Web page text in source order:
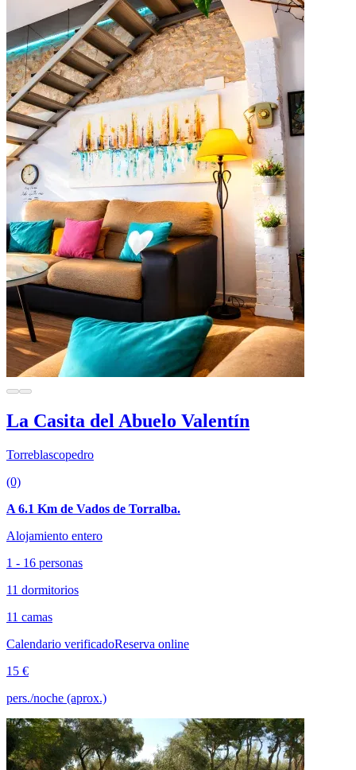
La Casita del Abuelo Valentín
Torreblascopedro
(0)
A 6.1 Km de Vados de Torralba.
Alojamiento entero
1 - 16 personas
11 dormitorios
11 camas
Calendario verificadoReserva online
15 €
pers./noche (aprox.)